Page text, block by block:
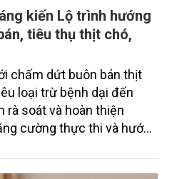
kiến Lộ trình hướng
tiêu thụ thịt chó,
chấm dứt buôn bán thịt
loại trừ bệnh dại đến
rà soát và hoàn thiện
cường thực thi và hướng
mạnh truyền thông,